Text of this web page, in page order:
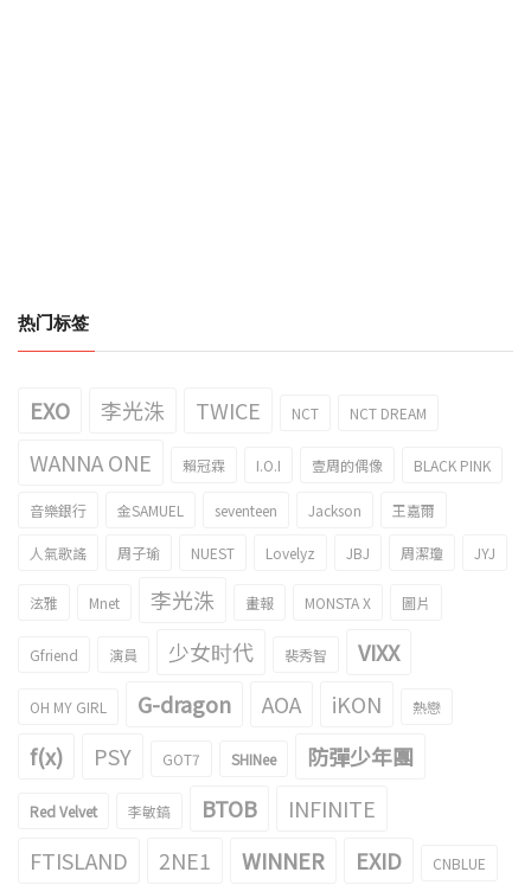
热门标签
EXO 李光洙 TWICE NCT NCT DREAM
WANNA ONE 賴冠霖 I.O.I 壹周的偶像 BLACK PINK
音樂銀行 金SAMUEL seventeen Jackson 王嘉爾
人氣歌謠 周子瑜 NUEST Lovelyz JBJ 周潔瓊 JYJ
泫雅 Mnet 李光洙 畫報 MONSTA X 圖片
Gfriend 演員 少女时代 裴秀智 VIXX
OH MY GIRL G-dragon AOA iKON 熱戀
f(x) PSY GOT7 SHINee 防彈少年團
Red Velvet 李敏鎬 BTOB
INFINITE
FTISLAND
2NE1 WINNER EXID CNBLUE